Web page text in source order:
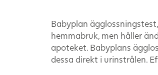
Babyplan
hemmabruk, men håller
apoteket. Babyplans
dessa direkt i urinstrålen.